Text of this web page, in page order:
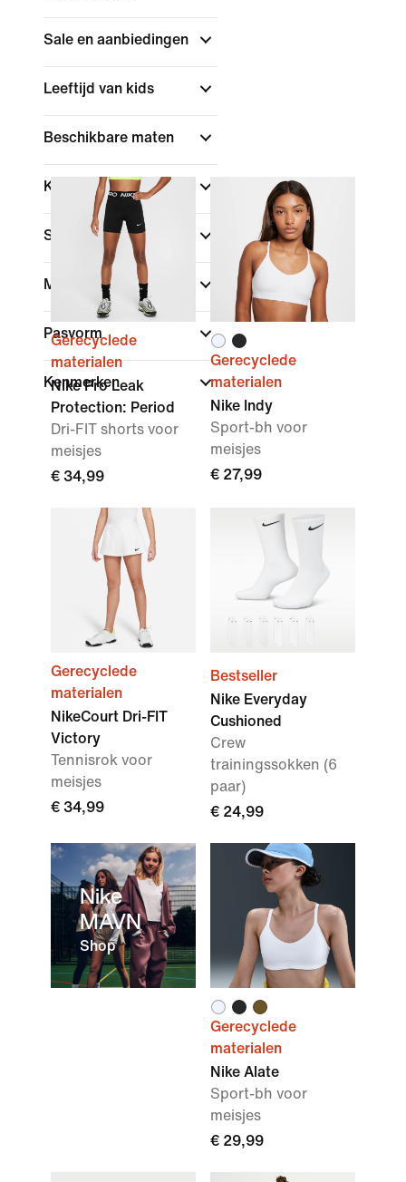
Sale en aanbiedingen
Leeftijd van kids
Beschikbare maten
Kleur
Sport
Merk
Pasvorm
Kenmerken
Gerecyclede
materialen
Nike Pro Leak
Protection: Period
Dri-FIT shorts voor
meisjes
€ 34,99
Gerecyclede
materialen
Nike Indy
Sport-bh voor
meisjes
€ 27,99
Gerecyclede
materialen
NikeCourt Dri-FIT
Victory
Tennisrok voor
meisjes
€ 34,99
Bestseller
Nike Everyday
Cushioned
Crew
trainingssokken (6
paar)
€ 24,99
Nike
MAVN
Shop
Gerecyclede
materialen
Nike Alate
Sport-bh voor
meisjes
€ 29,99